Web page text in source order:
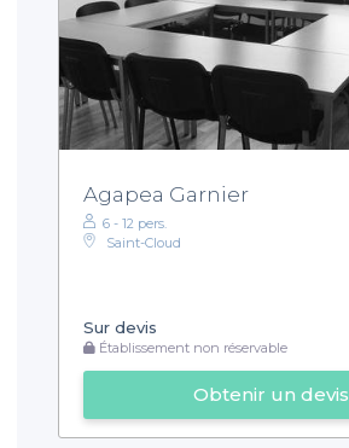
Agapea Garnier
6 - 12 pers.
Saint-Cloud
Sur devis
Établissement non réservable
Obtenir un devis